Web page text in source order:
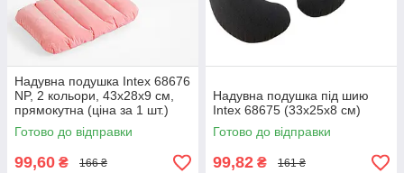
Надувна подушка Intex 68676
NP, 2 кольори, 43х28х9 см,
прямокутна (ціна за 1 шт.)
Готово до відправки
99,60 ₴ 166 ₴
Надувна подушка під шию
Intex 68675 (33х25х8 см)
Готово до відправки
99,82 ₴ 161 ₴